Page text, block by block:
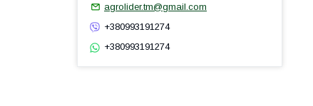
agrolider.tm@gmail.com
+380993191274
+380993191274